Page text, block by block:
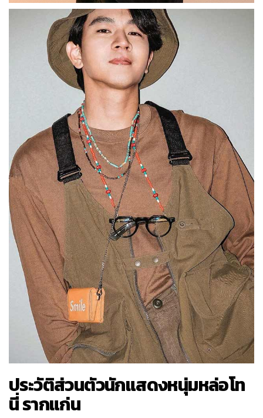
ประวัติส่วนตัวนักแสดงหนุ่มหล่อโท
นี่ รากแก่น